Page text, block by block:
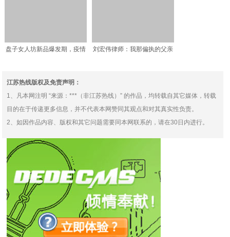
盘子女人坊新品爆发期，疫情
刘宏伟律师：我那偏执的父亲
江苏热线版权及免责声明：
1、凡本网注明 “来源：***（非江苏热线）” 的作品，均转载自其它媒体，转载
目的在于传递更多信息，并不代表本网赞同其观点和对其真实性负责。
2、如因作品内容、版权和其它问题需要同本网联系的，请在30日内进行。